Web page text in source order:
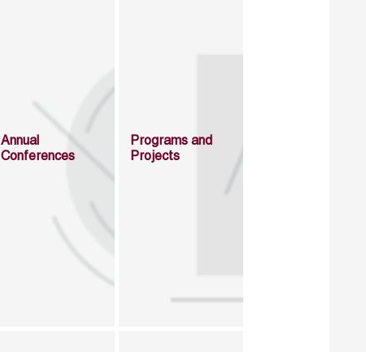
Annual
Conferences
Programs and
Projects